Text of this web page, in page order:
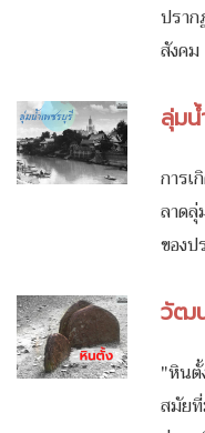
ปรา
สังคม
ลุ่มน้
การ
ลาดลุ่
ของป
วัฒ
"หินตั้
สมัย